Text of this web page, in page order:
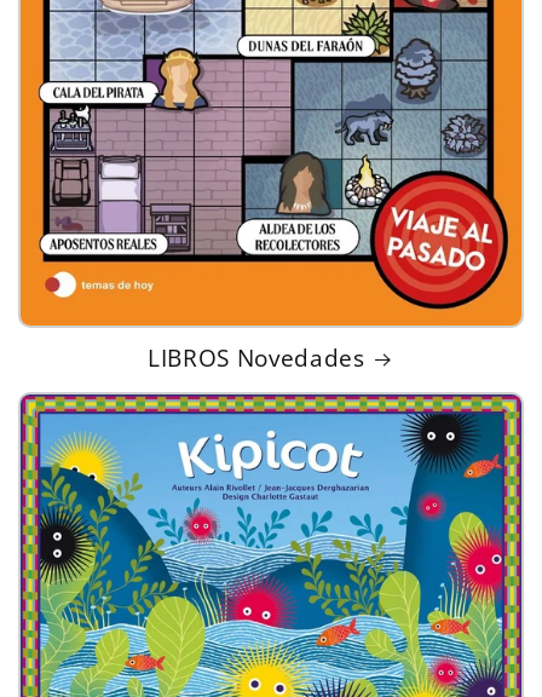
LIBROS Novedades